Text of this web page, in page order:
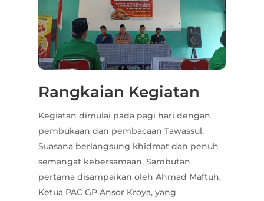
Rangkaian Kegiatan
Kegiatan dimulai pada pagi hari dengan
pembukaan dan pembacaan Tawassul.
Suasana berlangsung khidmat dan penuh
semangat kebersamaan. Sambutan
pertama disampaikan oleh Ahmad Maftuh,
Ketua PAC GP Ansor Kroya, yang